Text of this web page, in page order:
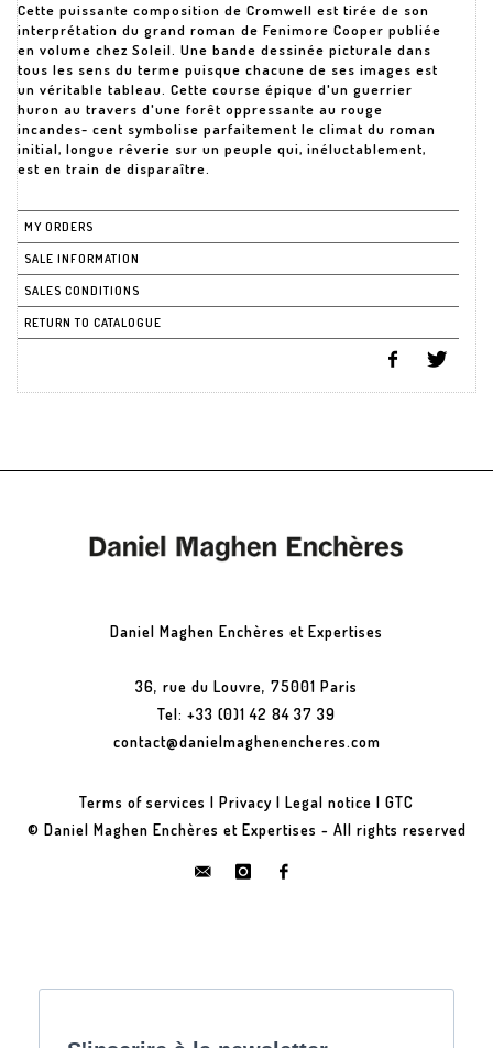
Cette puissante composition de Cromwell est tirée de son
interprétation du grand roman de Fenimore Cooper publiée
en volume chez Soleil. Une bande dessinée picturale dans
tous les sens du terme puisque chacune de ses images est
un véritable tableau. Cette course épique d'un guerrier
huron au travers d'une forêt oppressante au rouge
incandes- cent symbolise parfaitement le climat du roman
initial, longue rêverie sur un peuple qui, inéluctablement,
MY ORDERS
SALE INFORMATION
SALES CONDITIONS
RETURN TO CATALOGUE
Daniel Maghen Enchères et Expertises
36, rue du Louvre, 75001 Paris
Tel: +33 (0)1 42 84 37 39
contact@danielmaghenencheres.com
Terms of services | Privacy | Legal notice | GTC
© Daniel Maghen Enchères et Expertises - All rights reserved